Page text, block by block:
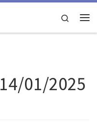
Search
14/01/2025